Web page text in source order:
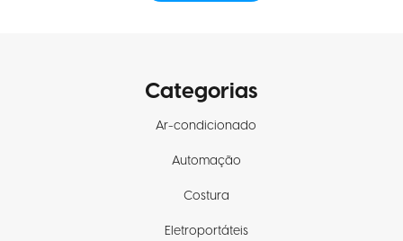
Categorias
Ar-condicionado
Automação
Costura
Eletroportáteis